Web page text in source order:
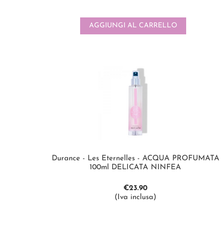
AGGIUNGI AL CARRELLO
Durance - Les Eternelles - ACQUA PROFUMATA
100ml DELICATA NINFEA
€23.90
(Iva inclusa)